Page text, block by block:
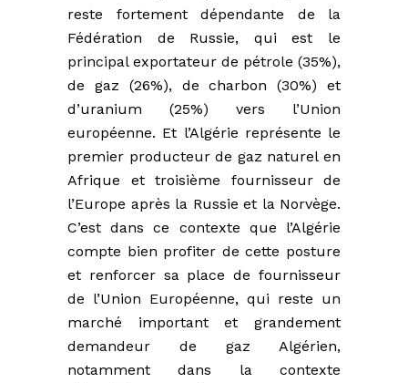
reste fortement dépendante de la
Fédération de Russie, qui est le
principal exportateur de pétrole (35%),
de gaz (26%), de charbon (30%) et
d’uranium (25%) vers l’Union
européenne. Et l’Algérie représente le
premier producteur de gaz naturel en
Afrique et troisième fournisseur de
l’Europe après la Russie et la Norvège.
C’est dans ce contexte que l’Algérie
compte bien profiter de cette posture
et renforcer sa place de fournisseur
de l’Union Européenne, qui reste un
marché important et grandement
demandeur de gaz Algérien,
notamment dans la contexte